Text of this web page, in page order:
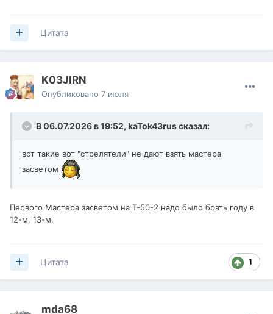
здесь мои девчонки изнасиловали рандом
replay_last_battle.mtreplay
Цитата
K03JIRN
Опубликовано 7 июля
В 06.07.2026 в 19:52, kaTok43rusсказал:
вот такие вот "стрелятели" не дают взять мастера
засветом
Первого Мастера засветом на Т-50-2 надо было брать году в
12-м, 13-м.
1
Цитата
mda68